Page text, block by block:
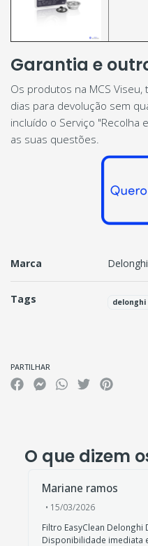
Garantia e
Os produtos na MCS
dias para devolução sem
incluído o Serviço "Recolha
as suas questões.
Marca Delonghi
Tags delonghi
PARTILHAR
O que dizem
Mariane ramos
• 15/03/2026
Filtro EasyClean Delonghi
Disponibilidade imediata